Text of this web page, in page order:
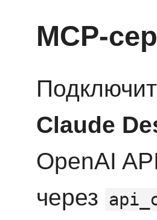
MCP-
Claude
OpenAI
через